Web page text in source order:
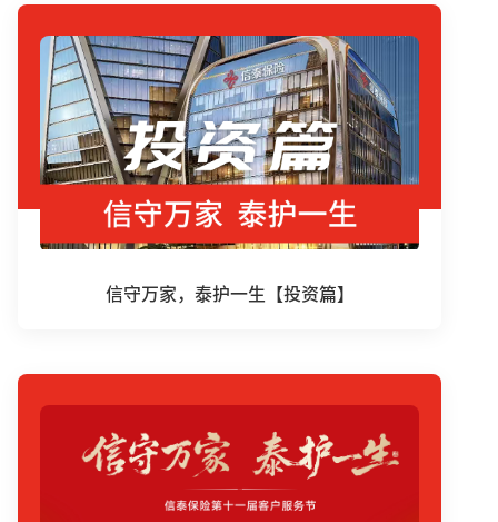
信守万家，泰护一生【投资篇】